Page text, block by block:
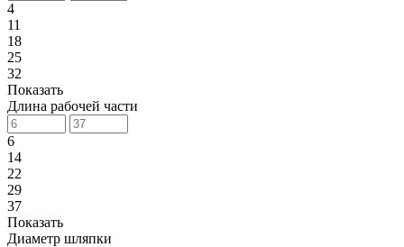
4
11
18
25
32
Показать
Длина рабочей части
6
14
22
29
37
Показать
Диаметр шляпки